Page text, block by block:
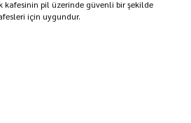
kafesinin pil üzerinde güvenli bir şekilde
için uygundur.